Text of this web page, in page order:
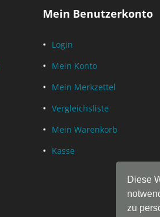
Diese
zu
Mein Benutzerkonto
Login
Mein Konto
Mein Merkzettel
Vergleichsliste
Mein Warenkorb
Kasse